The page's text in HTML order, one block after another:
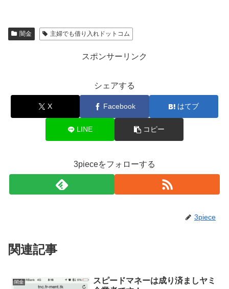
闇金 主婦でも借り入れドットコム
スポンサーリンク
シェアする
X Facebook はてブ
LINE コピー
3pieceをフォローする
3piece
関連記事
闇金
スピードマネーは成り済ましヤミ